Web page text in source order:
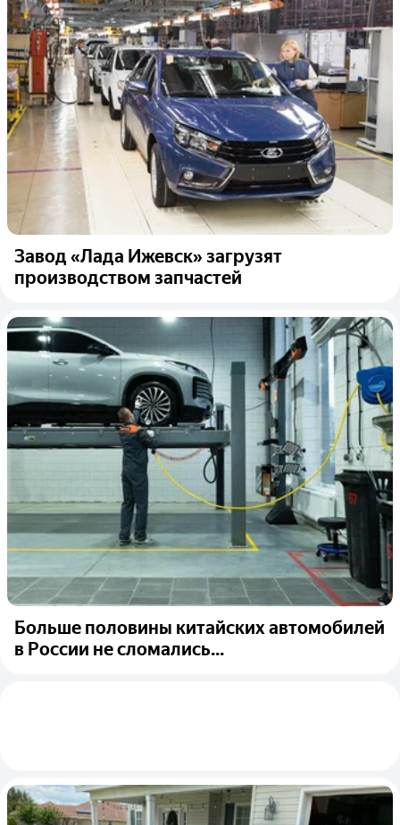
Завод «Лада Ижевск» загрузят
производством запчастей
Больше половины китайских автомобилей
в России не сломались...